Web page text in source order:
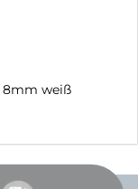
8mm weiß